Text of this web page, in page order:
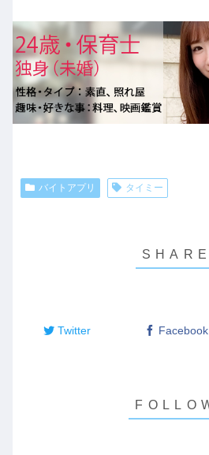
バイトアプリ タイミー
Twitter Facebook